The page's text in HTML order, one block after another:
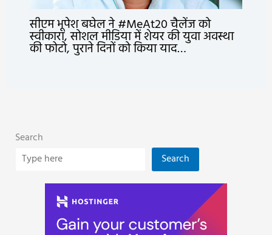
सीएम भूपेश बघेल ने #MeAt20 चैलेंज को
स्वीकारा, सोशल मीडिया में शेयर की युवा अवस्था
की फोटो, पुराने दिनों को किया याद…
Search
Search